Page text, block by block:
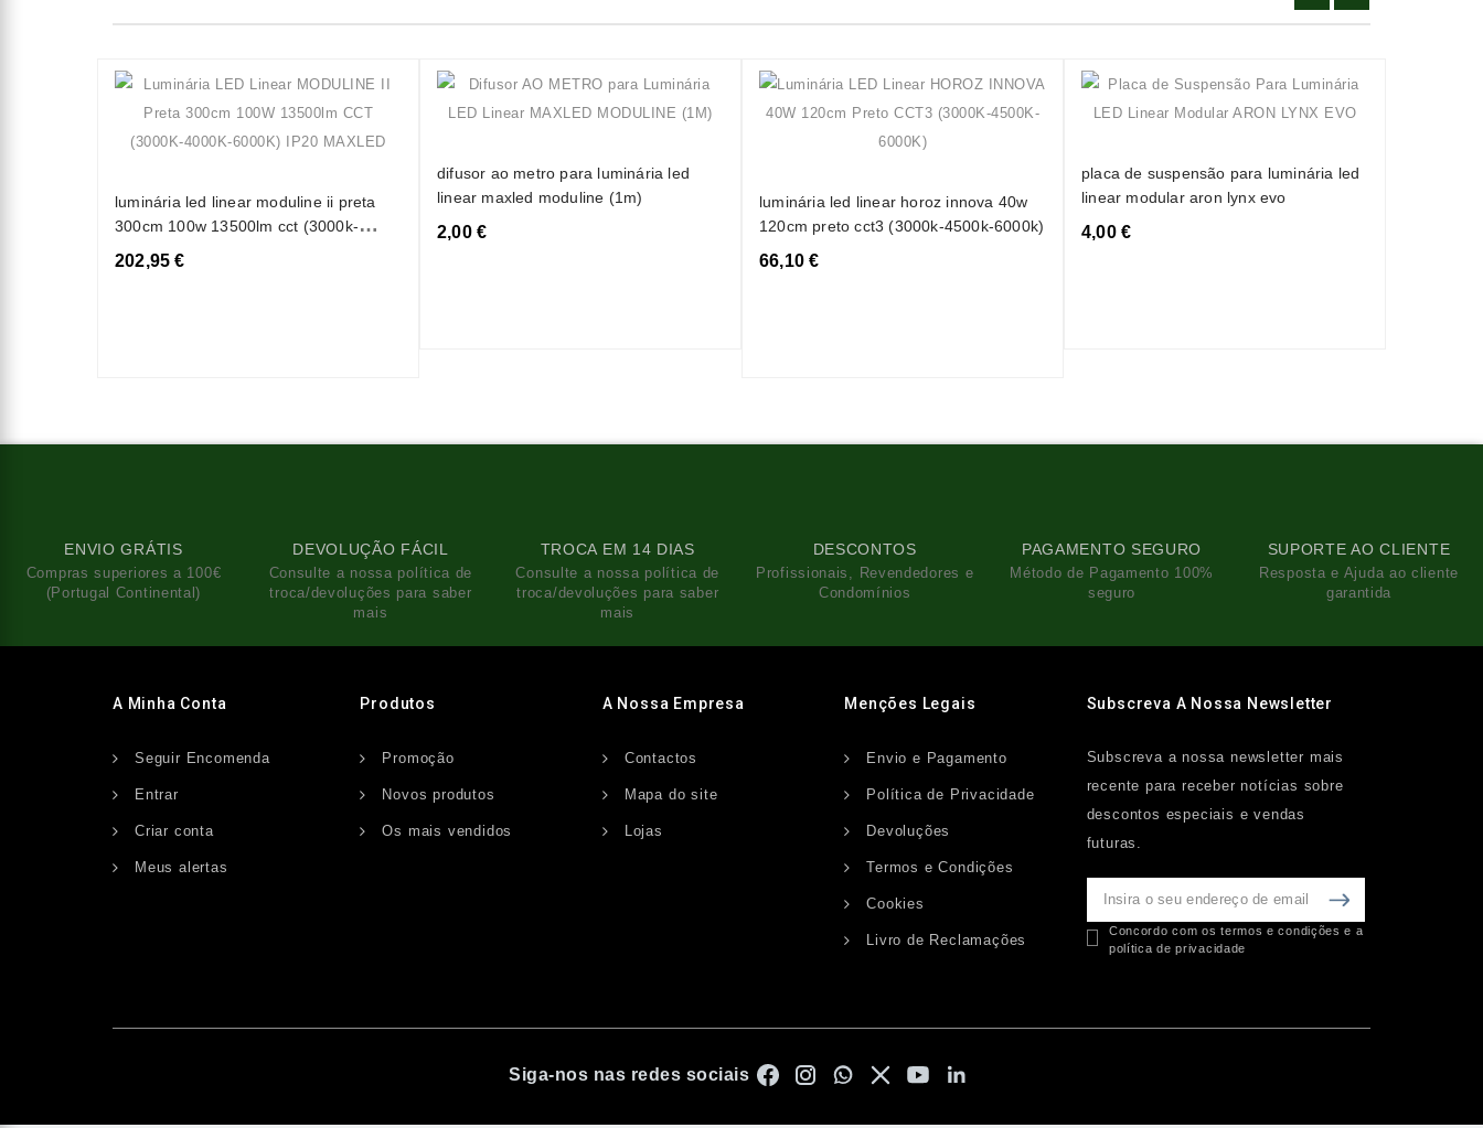
luminária led linear moduline ii preta
300cm 100w 13500lm cct (3000k-
4000k-6000k) ip20 maxled
202,95 €
difusor ao metro para luminária led
linear maxled moduline (1m)
2,00 €
luminária led linear horoz innova 40w
120cm preto cct3 (3000k-4500k-6000k)
66,10 €
placa de suspensão para luminária led
linear modular aron lynx evo
4,00 €
ENVIO GRÁTIS
Compras superiores a 100€
(Portugal Continental)
DEVOLUÇÃO FÁCIL
Consulte a nossa política de
troca/devoluções para saber
mais
TROCA EM 14 DIAS
Consulte a nossa política de
troca/devoluções para saber
mais
DESCONTOS
Profissionais, Revendedores e
Condomínios
PAGAMENTO SEGURO
Método de Pagamento 100%
seguro
SUPORTE AO CLIENTE
Resposta e Ajuda ao cliente
garantida
A Minha Conta
Seguir Encomenda
Entrar
Criar conta
Meus alertas
Produtos
Promoção
Novos produtos
Os mais vendidos
A Nossa Empresa
Contactos
Mapa do site
Lojas
Menções Legais
Envio e Pagamento
Política de Privacidade
Devoluções
Termos e Condições
Cookies
Livro de Reclamações
Subscreva A Nossa Newsletter
Subscreva a nossa newsletter mais
recente para receber notícias sobre
descontos especiais e vendas
futuras.
Concordo com os termos e condições e a
política de privacidade
Siga-nos nas redes sociais